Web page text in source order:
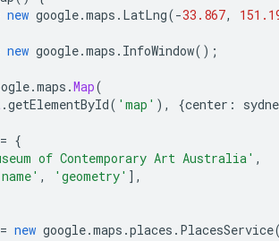
new google.maps . LatLng(-33.867,
new google.maps . InfoWindow();
.maps .Map(
.getElementById( 'map' ), {center :
= {
of Contemporary Art Australia' ,
, 'geometry' ],
= new google.maps .places . PlacesService